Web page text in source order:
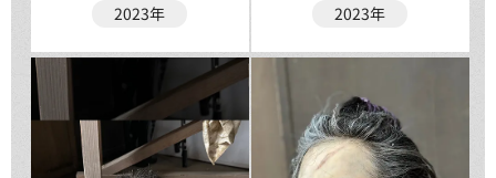
2023年 2023年